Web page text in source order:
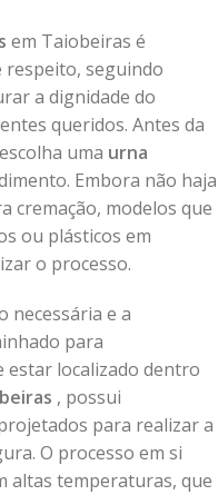
em Taiobeiras é
respeito, seguindo
a dignidade do
queridos. Antes da
uma urna
Embora não haja
cremação, modelos que
ou plásticos em
o processo.
necessária e a
para
estar localizado dentro
, possui
para realizar a
O processo em si
altas temperaturas, que